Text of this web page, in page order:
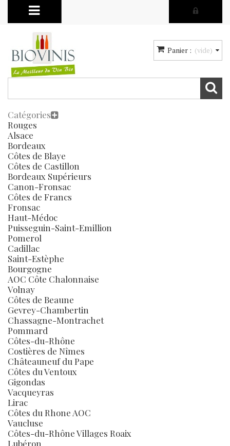
Catégories
Rouges
Alsace
Bordeaux
Côtes de Blaye
Côtes de Castillon
Bordeaux Supérieurs
Canon-Fronsac
Côtes de Francs
Fronsac
Haut-Médoc
Puisseguin-Saint-Emillion
Pomerol
Cadillac
Saint-Estèphe
Bourgogne
AOC Côte Chalonnaise
Volnay
Côtes de Beaune
Gevrey-Chambertin
Chassagne-Montrachet
Pommard
Côtes-du-Rhône
Costières de Nîmes
Châteauneuf du Pape
Côtes du Ventoux
Gigondas
Vacqueyras
Lirac
Côtes du Rhone AOC
Vaucluse
Côtes-du-Rhône Villages Roaix
Lubéron
Panier : (vide)